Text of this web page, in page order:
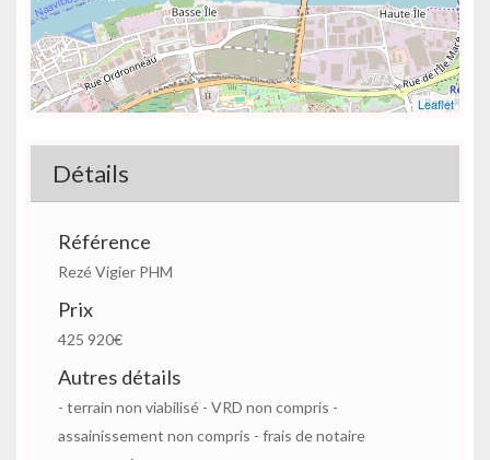
Leaflet
Détails
Référence
Rezé Vigier PHM
Prix
425 920€
Autres détails
- terrain non viabilisé - VRD non compris -
assainissement non compris - frais de notaire